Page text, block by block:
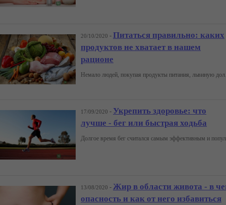
20/10/2020 - Питаться правильно: каких
продуктов не хватает в нашем
рационе
Немало людей, покупая
17/09/2020 - Укрепить здоровье: что
лучше - бег или быстрая ходьба
13/08/2020 - Жир в области живота - в
опасность и как от него избавиться